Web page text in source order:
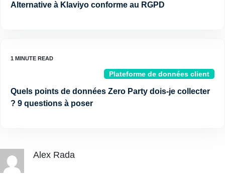
Alternative à Klaviyo conforme au RGPD
Plateforme de données client
Quels points de données Zero Party dois-je collecter
? 9 questions à poser
Alex Rada